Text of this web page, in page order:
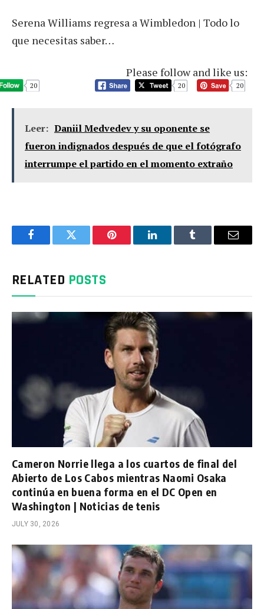
Serena Williams regresa a Wimbledon | Todo lo
que necesitas saber…
Please follow and like us:
20 20 20
Leer: Daniil Medvedev y su oponente se
fueron indignados después de que el fotógrafo
interrumpe el partido en el momento extraño
FacebookTwitter Pinterest LinkedInTumblr Email
RELATED POSTS
Cameron Norrie llega a los cuartos de final del
Abierto de Los Cabos mientras Naomi Osaka
continúa en buena forma en el DC Open en
Washington | Noticias de tenis
JULY 30, 2026